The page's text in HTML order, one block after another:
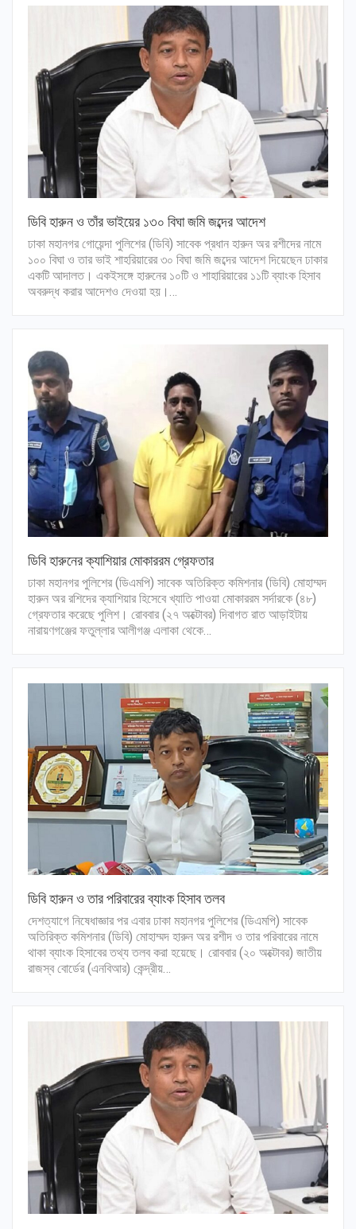
ডিবি হারুন ও তাঁর ভাইয়ের ১৩০ বিঘা জমি জব্দের আদেশ
ঢাকা মহানগর গোয়েন্দা পুলিশের (ডিবি) সাবেক প্রধান হারুন অর রশীদের নামে
১০০ বিঘা ও তার ভাই শাহরিয়ারের ৩০ বিঘা জমি জব্দের আদেশ দিয়েছেন ঢাকার
একটি আদালত। একইসঙ্গে হারুনের ১০টি ও শাহারিয়ারের ১১টি ব্যাংক হিসাব
অবরুদ্ধ করার আদেশও দেওয়া হয়।…
ডিবি হারুনের ক্যাশিয়ার মোকাররম গ্রেফতার
ঢাকা মহানগর পুলিশের (ডিএমপি) সাবেক অতিরিক্ত কমিশনার (ডিবি) মোহাম্মদ
হারুন অর রশিদের ক্যাশিয়ার হিসেবে খ্যাতি পাওয়া মোকাররম সর্দারকে (৪৮)
গ্রেফতার করেছে পুলিশ। রোববার (২৭ অক্টোবর) দিবাগত রাত আড়াইটায়
নারায়ণগঞ্জের ফতুল্লার আলীগঞ্জ এলাকা থেকে…
ডিবি হারুন ও তার পরিবারের ব্যাংক হিসাব তলব
দেশত্যাগে নিষেধাজ্ঞার পর এবার ঢাকা মহানগর পুলিশের (ডিএমপি) সাবেক
অতিরিক্ত কমিশনার (ডিবি) মোহাম্মদ হারুন অর রশীদ ও তার পরিবারের নামে
থাকা ব্যাংক হিসাবের তথ্য তলব করা হয়েছে। রোববার (২০ অক্টোবর) জাতীয়
রাজস্ব বোর্ডের (এনবিআর) কেন্দ্রীয়…